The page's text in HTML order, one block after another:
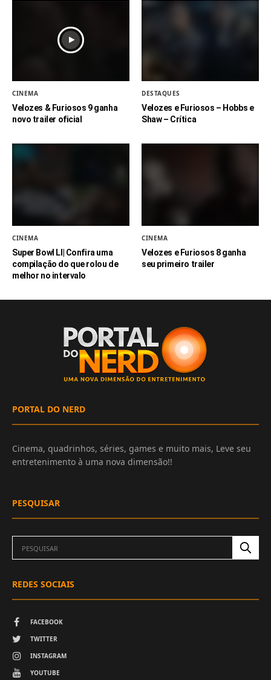
CINEMA
Velozes & Furiosos 9 ganha
novo trailer oficial
DESTAQUES
Velozes e Furiosos – Hobbs e
Shaw – Crítica
CINEMA
Super Bowl LI| Confira uma
compilação do que rolou de
melhor no intervalo
CINEMA
Velozes e Furiosos 8 ganha
seu primeiro trailer
PORTAL DO NERD
Cinema, quadrinhos, séries, games e muito mais, Leve seu
entretenimento à uma nova dimensão!!
PESQUISAR
REDES SOCIAIS
FACEBOOK
TWITTER
INSTAGRAM
YOUTUBE